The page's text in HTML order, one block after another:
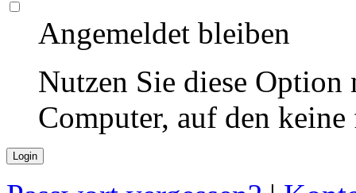
Angemeldet bleiben
Nutzen Sie diese
Computer, auf den